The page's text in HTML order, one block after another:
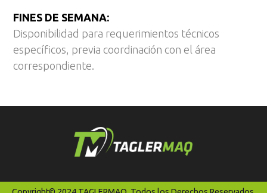
FINES DE SEMANA:
Disponibilidad para requerimientos técnicos
específicos, previa coordinación con el área
correspondiente.